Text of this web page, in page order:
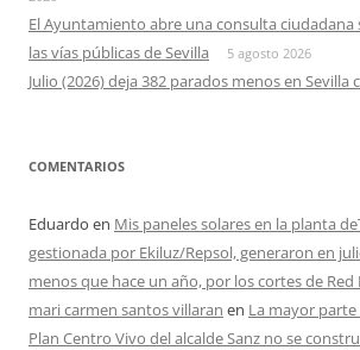
El Ayuntamiento abre una consulta ciudadana
las vías públicas de Sevilla
5 agosto 2026
Julio (2026) deja 382 parados menos en Sevilla
COMENTARIOS
Eduardo en Mis paneles solares en la planta
gestionada por Ekiluz/Repsol, generaron en
menos que hace un año, por los cortes de Red
mari carmen santos villaran en La mayor
Plan Centro Vivo del alcalde Sanz no se